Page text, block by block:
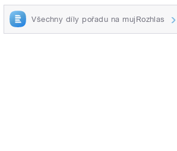
Všechny díly pořadu na mujRozhlas